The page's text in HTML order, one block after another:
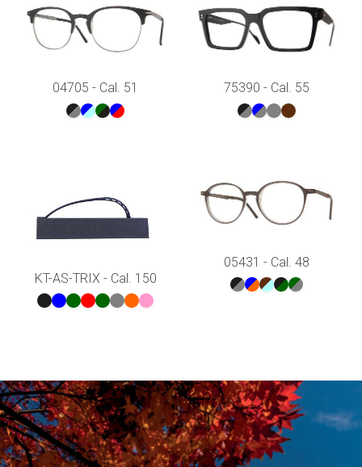
04705 - Cal. 51 75390 - Cal. 55
KT-AS-TRIX - Cal. 150
05431 - Cal. 48